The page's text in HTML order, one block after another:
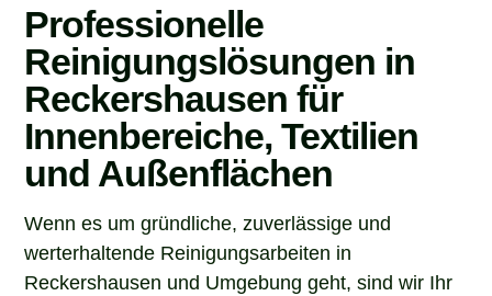
Professionelle
Reinigungslösungen in
Reckershausen für
Innenbereiche, Textilien
und Außenflächen
Wenn es um gründliche, zuverlässige und
werterhaltende Reinigungsarbeiten in
Reckershausen und Umgebung geht, sind wir Ihr